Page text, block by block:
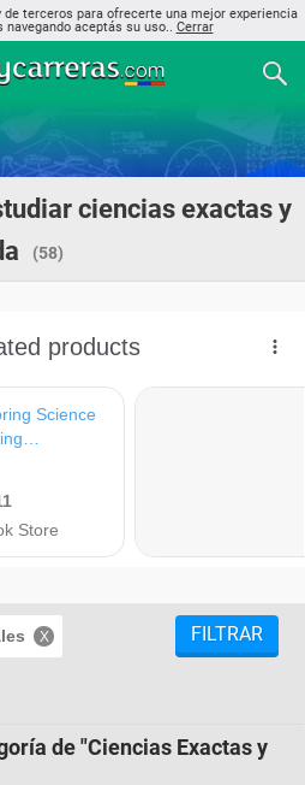
terceros para ofrecerte una mejor experiencia
aceptás su uso.. Cerrar
ciencias exactas y
(58)
FILTRAR
de "Ciencias Exactas y